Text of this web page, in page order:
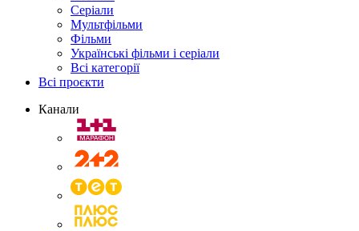
Серіали
Мультфільми
Фільми
Українські фільми і серіали
Всі категорії
Всі проєкти
Канали